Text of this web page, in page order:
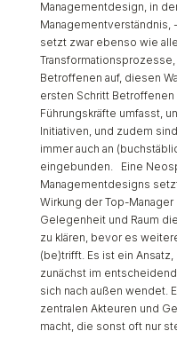
zentralen Akteuren und
macht, die sonst oft nur
begleiten.
Mensch im Fokus
Die nachweislich
Management (in Rolle,
eine die sich im Kontext
"Unterstützer" der
Teilergebnis der gerade
Management zeigt, dass
denen Management mit
Menschen (in ihren
Mitarbeiter und
an gegenseitigem
(Purpose) und eine
und Leitungsfähigkeit
deutlich erfolgreicher als
und Kontrolle
es zwangsläufig vor